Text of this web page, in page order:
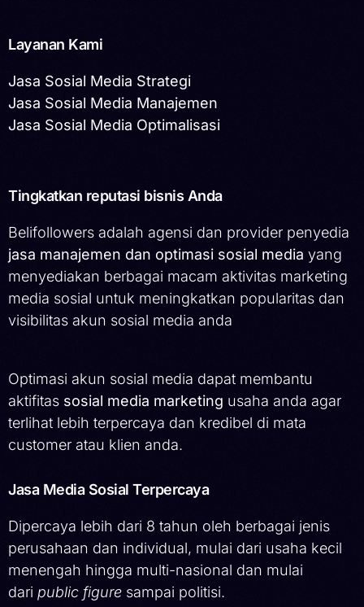
Layanan Kami
Jasa Sosial Media Strategi
Jasa Sosial Media Manajemen
Jasa Sosial Media Optimalisasi
Tingkatkan reputasi bisnis Anda
Belifollowers adalah agensi dan provider penyedia
jasa manajemen dan optimasi sosial media yang
menyediakan berbagai macam aktivitas marketing
media sosial untuk meningkatkan popularitas dan
visibilitas akun sosial media anda
Optimasi akun sosial media dapat membantu
aktifitas sosial media marketing usaha anda agar
terlihat lebih terpercaya dan kredibel di mata
customer atau klien anda.
Jasa Media Sosial Terpercaya
Dipercaya lebih dari 8 tahun oleh berbagai jenis
perusahaan dan individual, mulai dari usaha kecil
menengah hingga multi-nasional dan mulai
dari public figure sampai politisi.